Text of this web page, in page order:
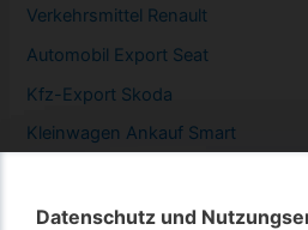
Datenschutz und
Datenschutz und
Verkehrsmittel Renault
Automobil Export Seat
Kfz-Export Skoda
Kleinwagen Ankauf Smart